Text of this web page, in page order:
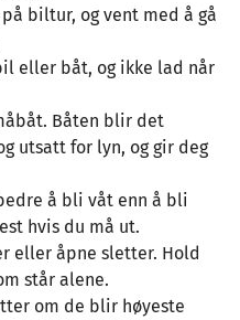
biltur, og vent med å gå
eller båt, og ikke lad når
Båten blir det
utsatt for lyn, og gir deg
å bli våt enn å bli
hvis du må ut.
eller åpne sletter. Hold
står alene.
om de blir høyeste